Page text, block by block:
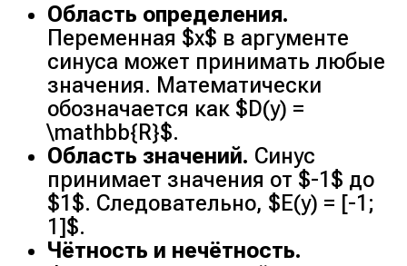
Область определения.
Переменная $x$ в аргументе
синуса может принимать любые
значения. Математически
обозначается как $D(y) =
\mathbb{R}$.
Область значений. Синус
принимает значения от $-1$ до
$1$. Следовательно, $E(y) = [-1;
1]$.
Чётность и нечётность.